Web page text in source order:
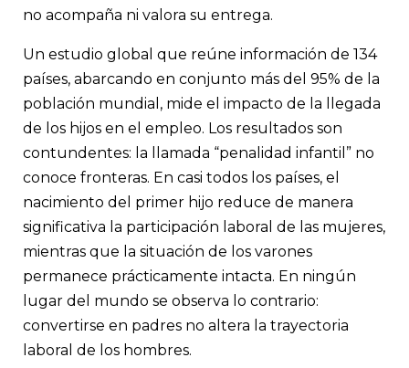
no acompaña ni valora su entrega.
Un estudio global que reúne información de 134
países, abarcando en conjunto más del 95% de la
población mundial, mide el impacto de la llegada
de los hijos en el empleo. Los resultados son
contundentes: la llamada “penalidad infantil” no
conoce fronteras. En casi todos los países, el
nacimiento del primer hijo reduce de manera
significativa la participación laboral de las mujeres,
mientras que la situación de los varones
permanece prácticamente intacta. En ningún
lugar del mundo se observa lo contrario:
convertirse en padres no altera la trayectoria
laboral de los hombres.